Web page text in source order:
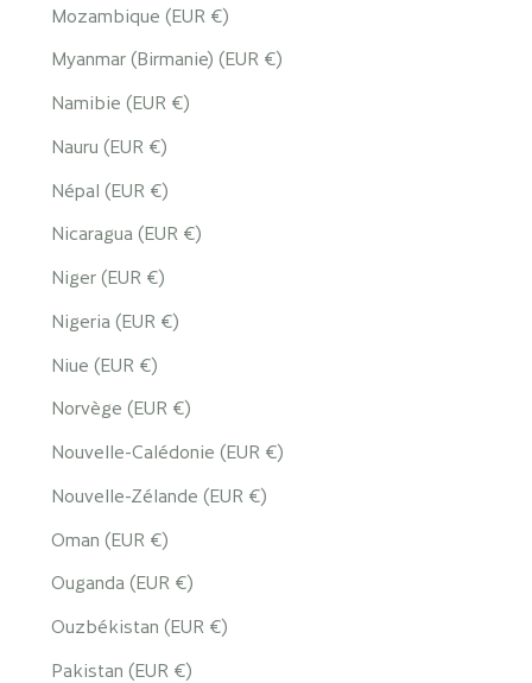
Mozambique (EUR €)
Myanmar (Birmanie) (EUR €)
Namibie (EUR €)
Nauru (EUR €)
Népal (EUR €)
Nicaragua (EUR €)
Niger (EUR €)
Nigeria (EUR €)
Niue (EUR €)
Norvège (EUR €)
Nouvelle-Calédonie (EUR €)
Nouvelle-Zélande (EUR €)
Oman (EUR €)
Ouganda (EUR €)
Ouzbékistan (EUR €)
Pakistan (EUR €)